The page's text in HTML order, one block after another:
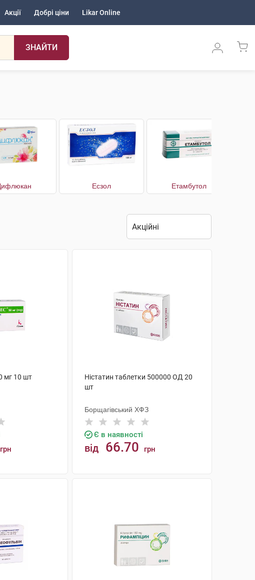
Акції Добрі ціни Likar Online
ЗНАЙТИ
Есзол Етамбутол
мг 10 шт
грн
Ністатин таблетки 500000 ОД 20
шт
Борщагівський ХФЗ
Є в наявності
від 66.70 грн